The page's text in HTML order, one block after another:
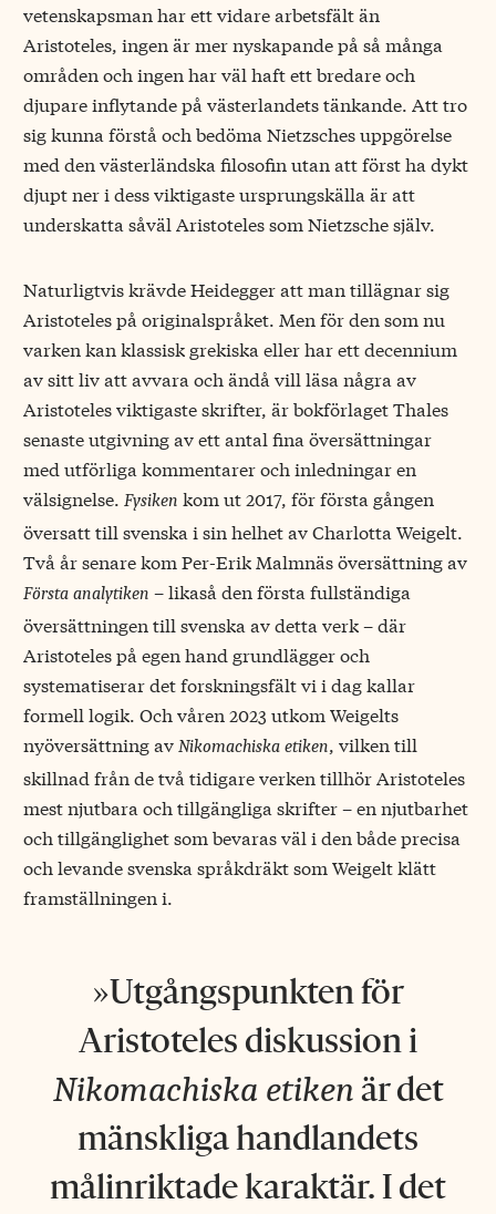
vetenskapsman har ett vidare arbetsfält än
Aristoteles, ingen är mer nyskapande på så många
områden och ingen har väl haft ett bredare och
djupare inflytande på västerlandets tänkande. Att tro
sig kunna förstå och bedöma Nietzsches uppgörelse
med den västerländska filosofin utan att först ha dykt
djupt ner i dess viktigaste ursprungskälla är att
underskatta såväl Aristoteles som Nietzsche själv.
Naturligtvis krävde Heidegger att man tillägnar sig
Aristoteles på originalspråket. Men för den som nu
varken kan klassisk grekiska eller har ett decennium
av sitt liv att avvara och ändå vill läsa några av
Aristoteles viktigaste skrifter, är bokförlaget Thales
senaste utgivning av ett antal fina översättningar
med utförliga kommentarer och inledningar en
välsignelse. Fysiken kom ut 2017, för första gången
översatt till svenska i sin helhet av Charlotta Weigelt.
Två år senare kom Per-Erik Malmnäs översättning av
Första analytiken – likaså den första fullständiga
översättningen till svenska av detta verk – där
Aristoteles på egen hand grundlägger och
systematiserar det forskningsfält vi i dag kallar
formell logik. Och våren 2023 utkom Weigelts
nyöversättning av Nikomachiska etiken, vilken till
skillnad från de två tidigare verken tillhör Aristoteles
mest njutbara och tillgängliga skrifter – en njutbarhet
och tillgänglighet som bevaras väl i den både precisa
och levande svenska språkdräkt som Weigelt klätt
framställningen i.
Utgångspunkten för
Aristoteles diskussion i
Nikomachiska etikenär det
mänskliga handlandets
målinriktade karaktär. I det